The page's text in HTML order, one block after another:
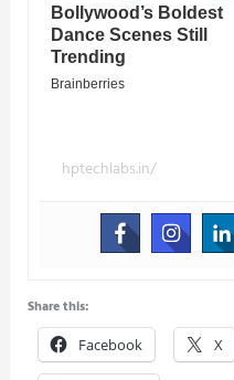
hptechlabs.in/
Share this:
Facebook X